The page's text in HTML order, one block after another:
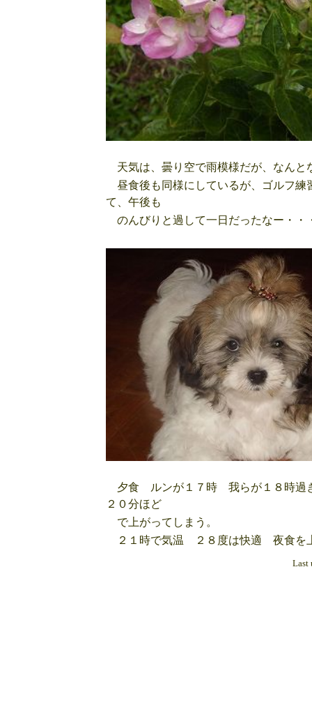
天気は、曇り空で雨模様だが、なんと
昼食後も同様にしているが、ゴルフ練
て、午後も
のんびりと過して一日だったなー・・
夕食 ルンが１７時 我らが１８時過
２０分ほど
で上がってしまう。
２１時で気温 ２８度は快適 夜食を
Last